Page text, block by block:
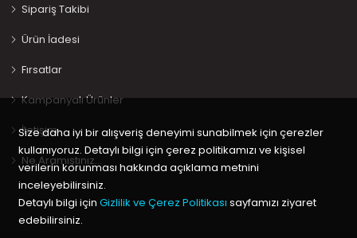
Sipariş Takibi
Ürün İadesi
Fırsatlar
Kampanyalı Ürünler
İletişim
Ne Aramıştınız…
Size daha iyi bir alışveriş deneyimi sunabilmek için çerezler
kullanıyoruz. Detaylı bilgi için çerez politikamızı ve kişisel
verilerin korunması hakkında açıklama metnini
inceleyebilirsiniz.
Detaylı bilgi için Gizlilik ve Çerez Politikası sayfamızı ziyaret
edebilirsiniz.